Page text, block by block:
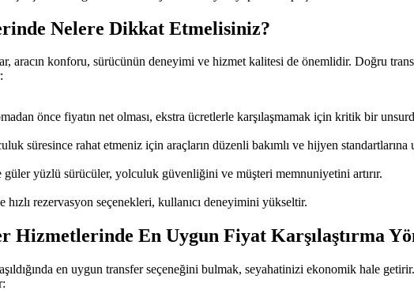
Nelere Dikkat Etmelisiniz?
aracın konforu, sürücünün deneyimi ve hizmet kalitesi de önemlidir. Doğru
önce fiyatın net olması, ekstra ücretlerle karşılaşmamak için kritik bir
süresince rahat etmeniz için araçların düzenli bakımlı ve hijyen standartlarına
yüzlü sürücüler, yolculuk güvenliğini ve müşteri memnuniyetini artırır.
hızlı rezervasyon seçenekleri, kullanıcı deneyimini yükseltir.
Hizmetlerinde En Uygun Fiyat Karşılaştırma
en uygun transfer seçeneğini bulmak, seyahatinizi ekonomik hale